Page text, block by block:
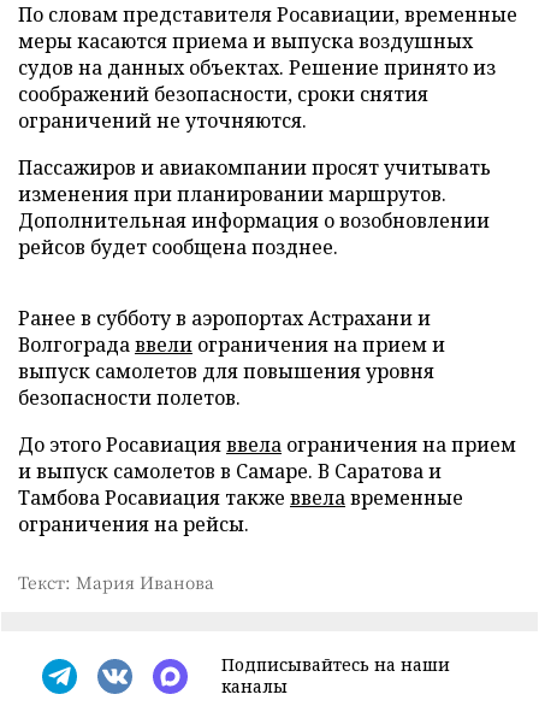
По словам представителя Росавиации, временные
меры касаются приема и выпуска воздушных
судов на данных объектах. Решение принято из
соображений безопасности, сроки снятия
ограничений не уточняются.
Пассажиров и авиакомпании просят учитывать
изменения при планировании маршрутов.
Дополнительная информация о возобновлении
рейсов будет сообщена позднее.
Ранее в субботу в аэропортах Астрахани и
Волгоградаввели ограничения на прием и
выпуск самолетов для повышения уровня
безопасности полетов.
До этого Росавиацияввела ограничения на прием
и выпуск самолетов в Самаре. В Саратова и
Тамбова Росавиация также ввелавременные
ограничения на рейсы.
Текст: Мария Иванова
Подписывайтесь на наши
каналы